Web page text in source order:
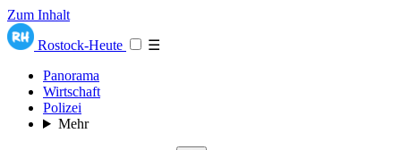
Zum Inhalt
Rostock-Heute
☰
Panorama
Wirtschaft
Polizei
Mehr